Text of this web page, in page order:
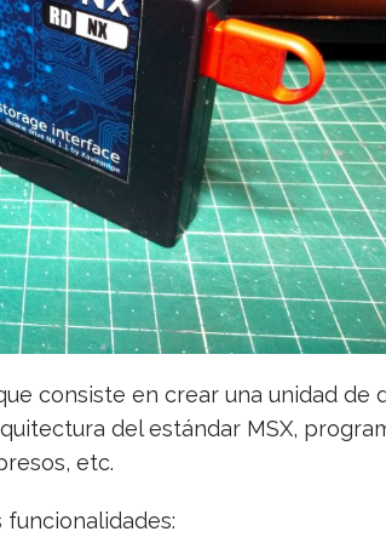
consiste en crear una unidad de
del estándar MSX,
etc.